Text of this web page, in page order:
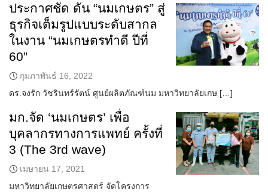
ประกาศชัด ดัน “นมเกษตร” สู่
ธุรกิจเต็มรูปแบบระดับสากล
ในงาน “นมเกษตรทำดี ปีที่
60”
กุมภาพันธ์ 16, 2022
ดร.จงรัก วัชรินทร์รัตน์ ศูนย์ผลิตภัณฑ์นม มหาวิทยาลัยเกษ […]
มก.จัด ‘นมเกษตร’ เพื่อ
บุคลากรทางการแพทย์ ครั้งที่
3 (The 3rd wave)
เมษายน 17, 2021
มหาวิทยาลัยเกษตรศาสตร์ จัดโครงการ